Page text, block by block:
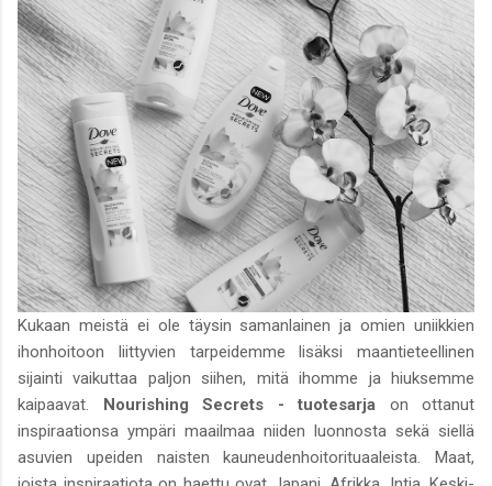
Kukaan meistä ei ole täysin samanlainen ja omien uniikkien
ihonhoitoon liittyvien tarpeidemme lisäksi maantieteellinen
sijainti vaikuttaa paljon siihen, mitä ihomme ja hiuksemme
kaipaavat. Nourishing Secrets - tuotesarja on ottanut
inspiraationsa ympäri maailmaa niiden luonnosta sekä siellä
asuvien upeiden naisten kauneudenhoitorituaaleista. Maat,